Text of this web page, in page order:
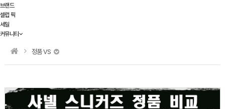
브랜드
셀럽 픽
세일
커뮤니티
정품 VS